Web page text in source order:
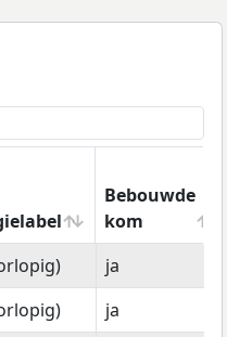
Bebouwde
kom
Bebouwde
kom
ja
ja